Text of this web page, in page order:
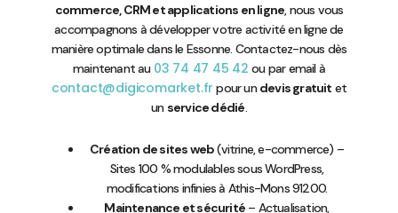
commerce, CRM et applications en ligne, nous vous
accompagnons à développer votre activité en ligne de
manière optimale dans le Essonne. Contactez-nous dès
maintenant au 03 74 47 45 42 ou par email à
contact@digicomarket.fr pour undevis gratuit et
un service dédié.
Création de sites web(vitrine, e-commerce) –
Sites 100 % modulables sous WordPress,
modifications infinies à Athis-Mons 91200.
Maintenance et sécurité – Actualisation,